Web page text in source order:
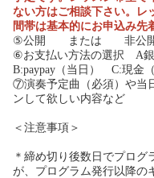
ない方はご相談下さい。レ
間帯は基本的にお申込み先
⑤公開 または 非公開
⑥お支払い方法の選択 A
B:paypay （当日） C:現金
⑦演奏予定曲（必須）や当
ンして欲しい内容など
＜注意事項＞
＊締め切り後数日でプログ
が、プログラム発行以降の